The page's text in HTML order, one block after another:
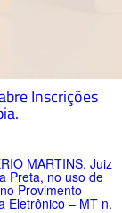
Inscrições
MARTINS, Juiz
Preta, no uso de
Provimento
Eletrônico – MT n.